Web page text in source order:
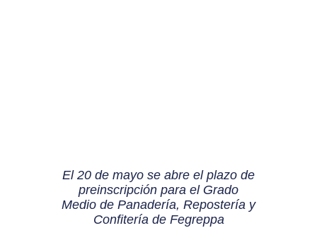
El 20 de mayo se abre el plazo de
preinscripción para el Grado
Medio de Panadería, Repostería y
Confitería de Fegreppa